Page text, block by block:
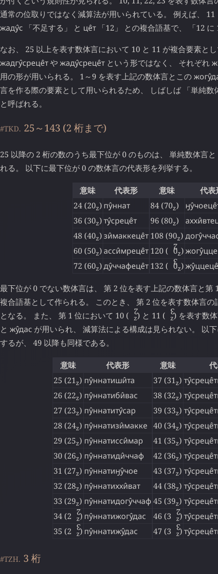
通常の位取りではなく減算法が用いられている。 例えば、
жаду̂с 「不足する」 と це̂т 「12」 との複合語基で、 「12
なお、 25 以上を表す数体言において 10 と 11 が複合要素と
жадгу̂среце̂тやжаду̂среце̂т という形ではなく、 それぞれ
用の形が用いられる。 1～9 を表す上記の数体言とこの
言を作る際の要素として用いられるため、 しばしば 「単純数
と呼ばれる。
#TKD. 25～143 (2 桁まで)
25 以降の 2 桁の数のうち最下位が 0 のものは、 単純数体言と
れる。 以下に最下位が 0 の数体言の代表形を列挙する。
意味
代表形
24 (20z) пу̂ннат
36 (30z)ту̂среце̂т
48 (40z)зи̂маккеце̂т
60 (50z)асси̂мреце̂т
72 (60z)ду̂ччафеце̂т
意味
代表
84 (70z)
96 (80z)
108 (90z)
120 ( 2
0z)
132 ( 3
0z)
最下位が 0 でない数体言は、 第 2 位を表す上記の数体言と第
複合語基として作られる。 このとき、 第 2 位を表す数体言
となる。 また、 第 1 位において 10 ( 2
z) と 11 ( 3
z) を表す数
と жу̂дас が用いられ、 減算法による構成は見られない。 以
するが、 49 以降も同様である。
意味
代表形
25 (21z) пу̂ннатиши̂та
26 (22z) пу̂ннатиби̂вас
27 (23z) пу̂ннатиту̂сар
28 (24z) пу̂ннатизи̂макке
29 (25z) пу̂ннатисси̂мар
30 (26z) пу̂ннатиди̂ччаф
31 (27z) пу̂ннатиӈу̂чое
32 (28z) пу̂ннатиххи̂ват
33 (29z) пу̂ннатидогу̂ччаф
34 (2 2
z) пу̂ннатижогу̂дас
35 (2 3
z) пу̂ннатижу̂дас
意味
37 (31z)
38 (32z)
39 (33z)
40 (34z)
41 (35z)
42 (36z)
43 (37z)
44 (38z)
45 (39z)
46 (3 2
z)
47 (3 3
z)
#TZH. 3 桁